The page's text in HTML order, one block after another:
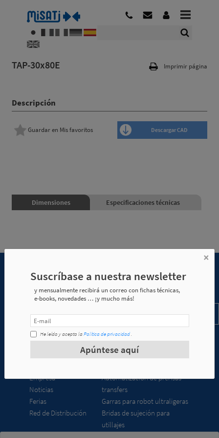
TAP-30x80E Imprimir página
Descripción
Descargar CAD
Guardar en Mis favoritos
Dimensiones Especificaciones técnicas
×
Suscríbase a nuestra newsletter
y mensualmente recibirá un correo con fichas técnicas,
e-books, novedades … ¡y mucho más!
He leído y acepto laPolítica de privacidad.
Apúntese aquí
Suscríbase a nuestra newsletter
He leído y acepto la
Empresa
Empresa
Noticias
Ferias
Red de Distribución
Productos
Automatización de prensas
transfers
Garras para robot ultraligeras
Bridas de sujeción para
utillajes